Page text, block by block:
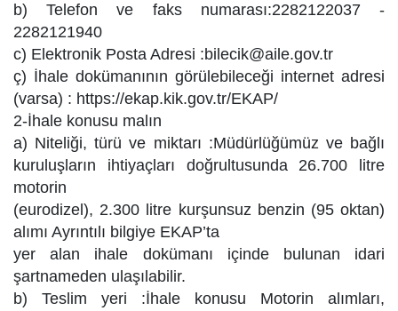
b) Telefon ve faks numarası:2282122037 -
2282121940
c) Elektronik Posta Adresi :bilecik@aile.gov.tr
ç) İhale dokümanının görülebileceği internet adresi
(varsa) : https://ekap.kik.gov.tr/EKAP/
2-İhale konusu malın
a) Niteliği, türü ve miktarı :Müdürlüğümüz ve bağlı
kuruluşların ihtiyaçları doğrultusunda 26.700 litre
motorin
(eurodizel), 2.300 litre kurşunsuz benzin (95 oktan)
alımı Ayrıntılı bilgiye EKAP’ta
yer alan ihale dokümanı içinde bulunan idari
şartnameden ulaşılabilir.
b) Teslim yeri :İhale konusu Motorin alımları,